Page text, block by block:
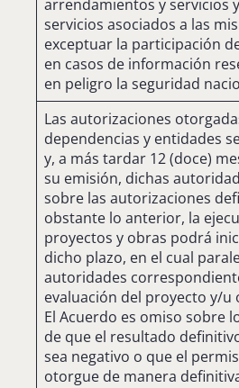
arrendamientos y servicios
servicios asociados a las
exceptuar la participación
en casos de información
en peligro la seguridad
Las autorizaciones
dependencias y entidades
y, a más tardar 12 (doce)
su emisión, dichas
sobre las autorizaciones
obstante lo anterior, la
proyectos y obras podrá
dicho plazo, en el cual
autoridades
evaluación del proyecto y/u
El Acuerdo es omiso sobre
de que el resultado
sea negativo o que el
otorgue de manera